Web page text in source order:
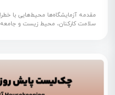
مقدمه آزمایشگاه‌ها محیط‌هایی با
سلامت کارکنان، محیط زیست و